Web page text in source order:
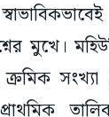
মুখে।
ক্রমিক